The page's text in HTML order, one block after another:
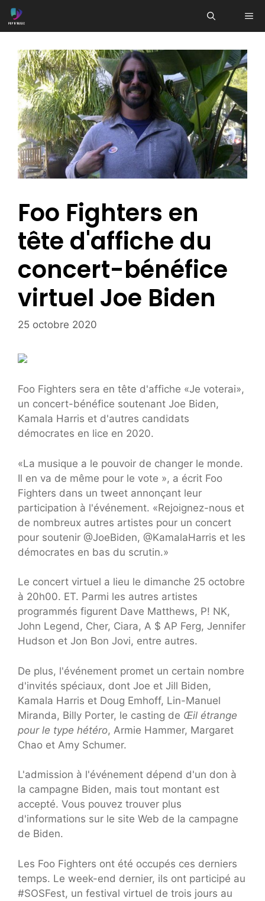
Aller
au
Foo Fighters en
tête d'affiche du
concert-bénéfice
virtuel Joe Biden
25 octobre 2020
Foo Fighters sera en tête d'affiche «Je voterai»,
un concert-bénéfice soutenant Joe Biden,
Kamala Harris et d'autres candidats
démocrates en lice en 2020.
«La musique a le pouvoir de changer le monde.
Il en va de même pour le vote », a écrit Foo
Fighters dans un tweet annonçant leur
participation à l'événement. «Rejoignez-nous et
de nombreux autres artistes pour un concert
pour soutenir @JoeBiden, @KamalaHarris et les
démocrates en bas du scrutin.»
Le concert virtuel a lieu le dimanche 25 octobre
à 20h00. ET. Parmi les autres artistes
programmés figurent Dave Matthews, P! NK,
John Legend, Cher, Ciara, A $ AP Ferg, Jennifer
Hudson et Jon Bon Jovi, entre autres.
De plus, l'événement promet un certain nombre
d'invités spéciaux, dont Joe et Jill Biden,
Kamala Harris et Doug Emhoff, Lin-Manuel
Miranda, Billy Porter, le casting de Œil étrange
pour le type hétéro, Armie Hammer, Margaret
Chao et Amy Schumer.
L'admission à l'événement dépend d'un don à
la campagne Biden, mais tout montant est
accepté. Vous pouvez trouver plus
d'informations sur le site Web de la campagne
de Biden.
Les Foo Fighters ont été occupés ces derniers
temps. Le week-end dernier, ils ont participé au
#SOSFest, un festival virtuel de trois jours au